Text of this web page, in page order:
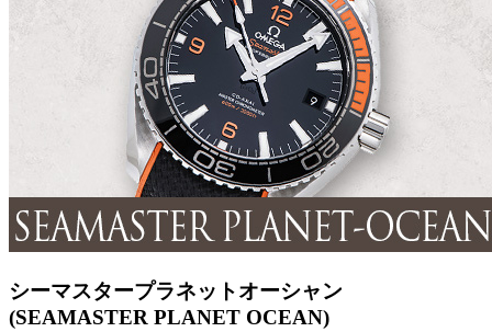
シーマスタープラネットオーシャン
(SEAMASTER PLANET OCEAN)